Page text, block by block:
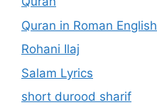
Quran in Roman English
Rohani Ilaj
Salam Lyrics
short durood sharif